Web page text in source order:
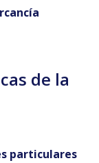
de la
particulares